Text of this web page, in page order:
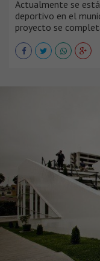
Actualmente se
deportivo en el
proyecto se